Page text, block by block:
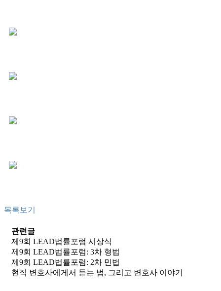
목록보기
관련글
제9회 LEAD법률포럼 시상식
제9회 LEAD법률포럼: 3차 형법
제9회 LEAD법률포럼: 2차 민법
현직 변호사에게서 듣는 법, 그리고 변호사 이야기